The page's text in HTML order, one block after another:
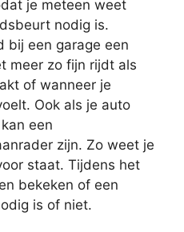
je meteen weet
nodig is.
bij een garage een
meer zo fijn rijdt als
of wanneer je
Ook als je auto
een
zijn. Zo weet je
staat. Tijdens het
bekeken of een
is of niet.